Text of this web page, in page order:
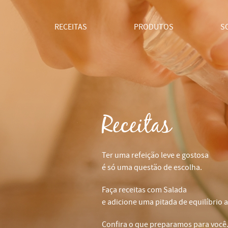
RECEITAS PRODUTOS
Receitas
Ter uma refeição leve e gostosa
é só uma questão de escolha.
Faça receitas com Salada
e adicione uma pitada de equilíbrio
Confira o que preparamos para você.